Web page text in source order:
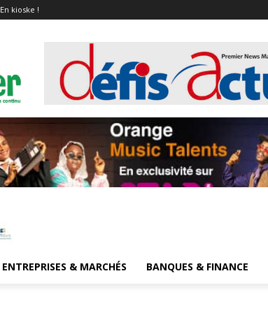
En kioske !
ENTREPRISES & MARCHÉS BANQUES & FINANCE